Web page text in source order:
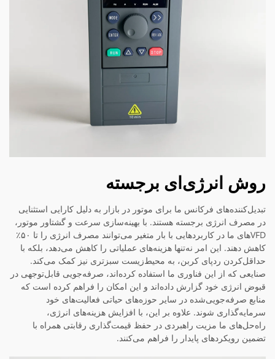
روش انرژی‌ای برجسته
تبدیل‌کننده‌های فرکانس ما برای موتور در بازار به دلیل کارایی استثنایی
در مصرف انرژی برجسته هستند. با بهینه‌سازی سرعت و گشتاور موتور،
VFDهای ما در کاربردهایی با بار متغیر می‌توانند مصرف انرژی را تا ۵۰٪
کاهش دهند. این امر نه‌تنها هزینه‌های عملیاتی را کاهش می‌دهد، بلکه با
حداقل‌کردن ردپای کربن، به محیط‌زیست سبزتری نیز کمک می‌کند.
صنایعی که از این فناوری ما استفاده کرده‌اند، صرفه‌جویی قابل‌توجهی در
قبوض انرژی خود گزارش داده‌اند و این امکان را فراهم کرده است که
منابع صرفه‌جویی‌شده در سایر حوزه‌های حیاتی فعالیت‌های خود
سرمایه‌گذاری شوند. علاوه بر این، با افزایش هزینه‌های انرژی،
راه‌حل‌های ما مزیت راهبردی در حفظ قیمت‌گذاری رقابتی همراه با
تضمین رویکردهای پایدار را فراهم می‌کنند.